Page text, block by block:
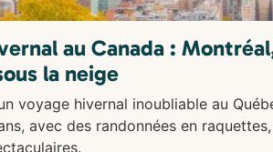
au Canada :
la neige
voyage hivernal inoubliable au
avec des randonnées en